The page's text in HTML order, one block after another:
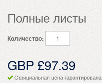
Полные листы
Количество:
GBP £97.39
Официальная цена гарантирована